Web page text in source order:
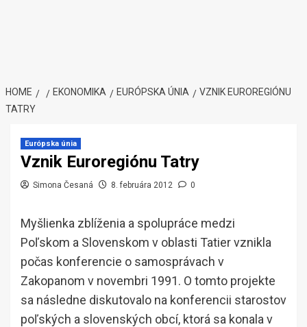
HOME EKONOMIKA EURÓPSKA ÚNIA
VZNIK EUROREGIÓNU
TATRY
Európska únia
Vznik Euroregiónu Tatry
Simona Česaná 8. februára 2012 0
Myšlienka zblíženia a spolupráce medzi
Poľskom a Slovenskom v oblasti Tatier vznikla
počas konferencie o samosprávach v
Zakopanom v novembri 1991. O tomto projekte
sa následne diskutovalo na konferencii starostov
poľských a slovenských obcí, ktorá sa konala v